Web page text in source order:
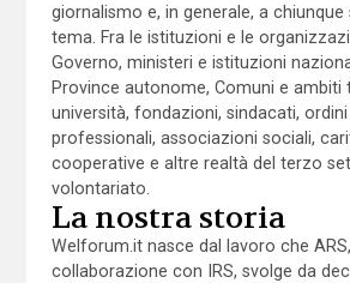
giornalismo e, in generale, a chiunque
tema. Fra le istituzioni e le
Governo, ministeri e istituzioni
Province autonome, Comuni e ambiti
università, fondazioni, sindacati,
professionali, associazioni sociali,
cooperative e altre realtà del terzo
volontariato.
La nostra storia
Welforum.it nasce dal lavoro che
collaborazione con IRS, svolge da